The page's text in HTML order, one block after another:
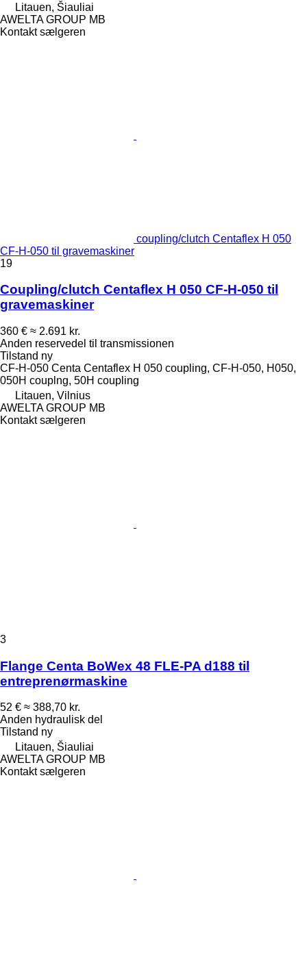
Litauen, Šiauliai
AWELTA GROUP MB
Kontakt sælgeren
coupling/clutch Centaflex H 050
CF-H-050 til gravemaskiner
19
Coupling/clutch Centaflex H 050 CF-H-050 til
gravemaskiner
360 € ≈ 2.691 kr.
Anden reservedel til transmissionen
Tilstand ny
CF-H-050 Centa Centaflex H 050 coupling, CF-H-050, H050,
050H couplng, 50H coupling
Litauen, Vilnius
AWELTA GROUP MB
Kontakt sælgeren
3
Flange Centa BoWex 48 FLE-PA d188 til
entreprenørmaskine
52 € ≈ 388,70 kr.
Anden hydraulisk del
Tilstand ny
Litauen, Šiauliai
AWELTA GROUP MB
Kontakt sælgeren